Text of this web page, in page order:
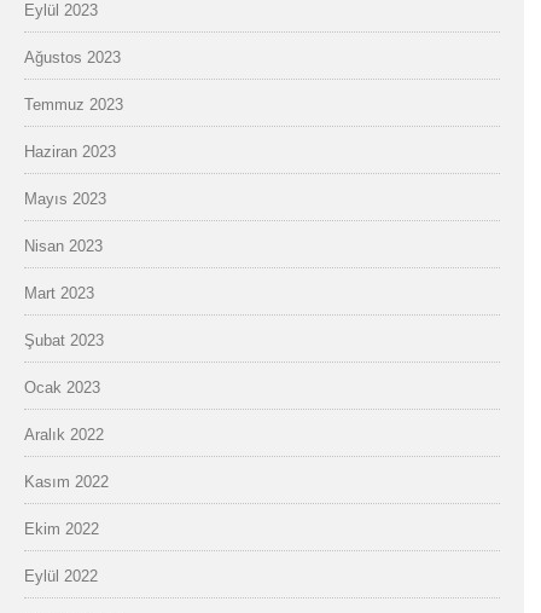
Eylül 2023
Ağustos 2023
Temmuz 2023
Haziran 2023
Mayıs 2023
Nisan 2023
Mart 2023
Şubat 2023
Ocak 2023
Aralık 2022
Kasım 2022
Ekim 2022
Eylül 2022